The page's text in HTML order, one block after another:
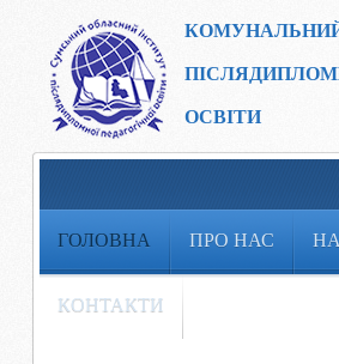
ОСВІТИ
ГОЛОВНА ПРО НАС
КОНТАКТИ